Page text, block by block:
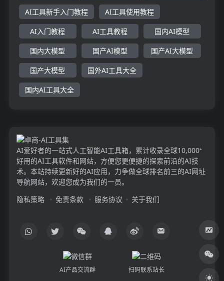
AI工具新手入门教程 AI工具使用教程
AI入门教程 AI工具教程 国内AI模型
国内大模型 国产AI模型 国产AI大模型
国产大模型 国外AI工具大全
国内AI工具大全
AI爱好者的一站式人工智能AI工具箱，累计收录全球10,000⁺
好用的AI工具软件和网站，方便您更便捷的探索前沿的AI技
术。本站持续更新好的AI应用，力争做全球排名前三的AI网址
导航网站，欢迎您成为我们的一员。
隐私策略
免责条款 服务协议 关于我们
AI产品交流群 扫码联系站长